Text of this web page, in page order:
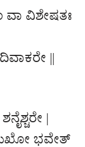
ವಾ ವಿಶೇಷತಃ
||
|
ಭವೇತ್